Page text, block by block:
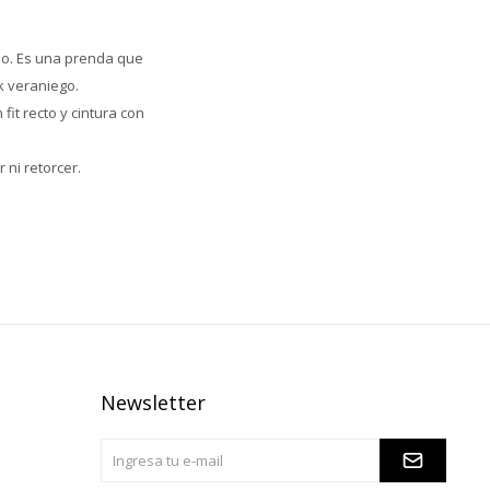
Es una prenda que
veraniego.
recto y cintura con
ni retorcer.
Newsletter